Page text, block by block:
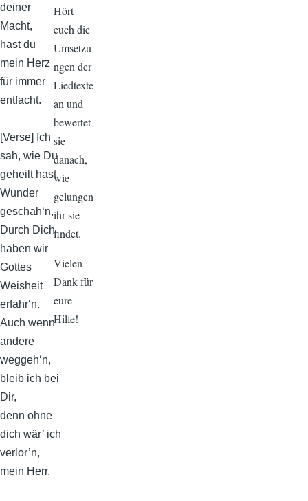
deiner
Macht,
hast du
mein Herz
für immer
entfacht.
[Verse] Ich
sah, wie Du
geheilt hast,
Wunder
geschah‘n,
Durch Dich
haben wir
Gottes
Weisheit
erfahr‘n.
Auch wenn
andere
weggeh‘n,
bleib ich bei
Dir,
denn ohne
dich wär’ ich
verlor’n,
mein Herr.
Hört
euch die
Umsetzu
ngen der
Liedtexte
an und
bewertet
sie
danach,
wie
gelungen
ihr sie
findet.
Vielen
Dank für
eure
Hilfe!